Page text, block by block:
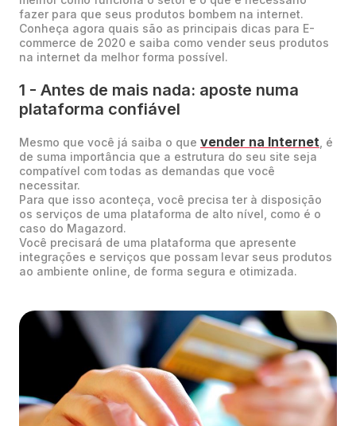
fazer para que seus produtos bombem na internet.
Conheça agora quais são as principais dicas para E-
commerce de 2020 e saiba como vender seus produtos
na internet da melhor forma possível.
1 - Antes de mais nada: aposte numa
plataforma confiável
Mesmo que você já saiba o que vender na Internet , é
de suma importância que a estrutura do seu site seja
compatível com todas as demandas que você
necessitar.
Para que isso aconteça, você precisa ter à disposição
os serviços de uma plataforma de alto nível, como é o
caso do Magazord.
Você precisará de uma plataforma que apresente
integrações e serviços que possam levar seus produtos
ao ambiente online, de forma segura e otimizada.